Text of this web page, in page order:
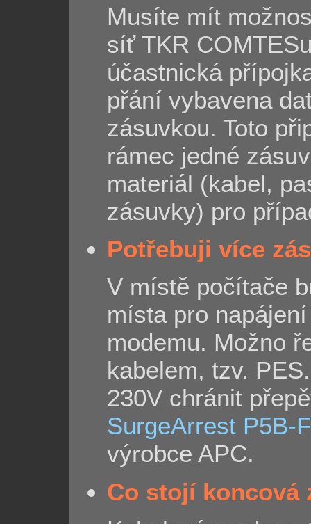
Musíte mít
síť TKR
účastnická
přání vybavena
zásuvkou. Toto
rámec jedné
materiál (kabel,
zásuvky) pro
Potřebuji více
V místě počítače
místa pro
modemu. Možno
kabelem, tzv.
230V chránit
SurgeArrest P5B-
výrobce APC.
Co stojí koncová